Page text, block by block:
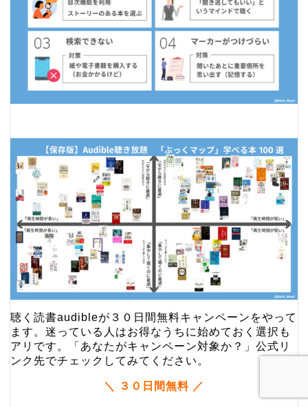
聴く読書audibleが ３０日間無料キャンペーンをやって
ます。 迷っている人はお得なうちに始めておく選択も
アリです。「あなたがキャンペーン対象か？」公式リ
ンク先でチェックしてみてください。
＼ ３０日間無料 ／